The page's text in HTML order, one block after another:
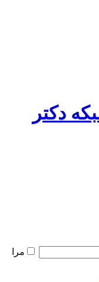
دکتر
مرا